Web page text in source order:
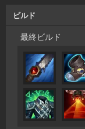
ビルド
最終ビルド